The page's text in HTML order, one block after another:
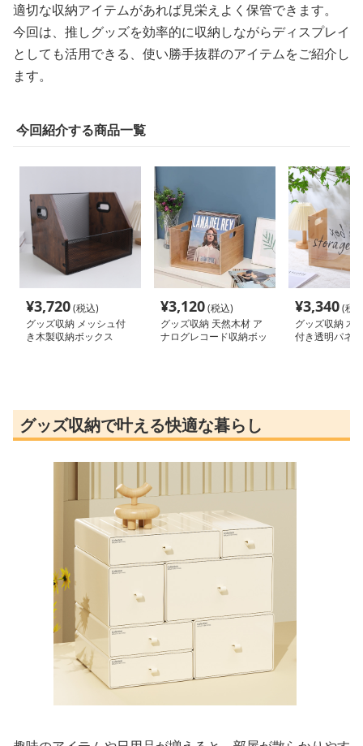
適切な収納アイテムがあれば見栄えよく保管できます。
今回は、推しグッズを効率的に収納しながらディスプレイ
としても活用できる、使い勝手抜群のアイテムをご紹介し
ます。
今回紹介する商品一覧
¥3,720(税込)
グッズ収納 メッシュ付
き木製収納ボックス
¥3,120(税込)
グッズ収納 天然木材 ア
ナログレコード収納ボッ
¥3,340(税
グッズ収納 木
付き透明パネ
グッズ収納で叶える快適な暮らし